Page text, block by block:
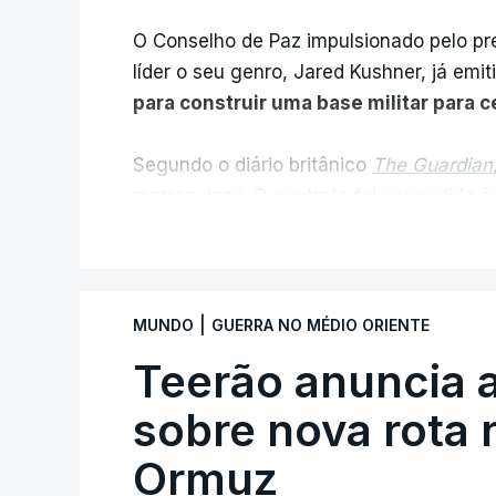
O Conselho de Paz impulsionado pelo
líder o seu genro, Jared Kushner, já
para construir uma base militar para
Segundo o diário britânico The Guardian
Com uma área muito reduzida,esta
fronteira com Israel. Permite, desta
ataque.
Segundo um funcionário do Conselho
MUNDO GUERRA NO MÉDIO ORIENTE
Teerão anuncia
sobre nova rota
Ormuz